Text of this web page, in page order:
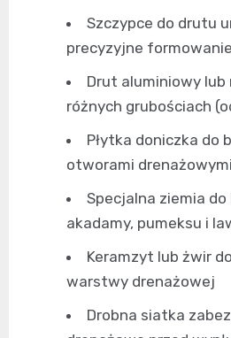
Szczypce do drutu
precyzyjne formowanie
Drut aluminiowy lub
różnych grubościach
Płytka doniczka do
otworami drenażowymi
Specjalna ziemia
akadamy, pumeksu i
Keramzyt lub żwir
warstwy drenażowej
Drobna siatka